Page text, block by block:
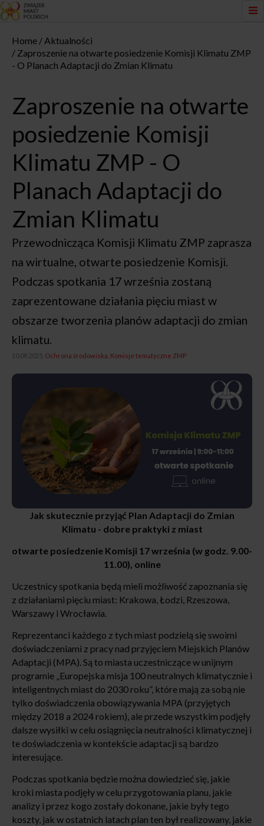
Home
Aktualności
Zaproszenie na otwarte posiedzenie Komisji Klimatu ZMP
- O Planach Adaptacji do Zmian Klimatu
Zaproszenie na otwarte
posiedzenie Komisji
Klimatu ZMP - O
Planach Adaptacji do
Zmian Klimatu
Przewodnicząca Komisji Klimatu ZMP zaprasza
na wirtualne, otwarte posiedzenie Komisji.
Podczas spotkania 17 września zostaną
zaprezentowane działania pięciu miast w
obszarze tworzenia planów adaptacji do zmian
klimatu.
10.09.2025, Ochrona środowiska Komisje tematyczne ZMP
Jak skutecznie przyjąć Plan Adaptacji do Zmian
Klimatu - dobre praktyki z miast
otwarte posiedzenie Komisji 17 września (w godz. 9.00-
11.00), online
Uczestnicy spotkania będą mieli możliwość zapoznania się
z działaniami pięciu miast: Krakowa, Łodzi, Rzeszowa,
Warszawy i Wrocławia.
Reprezentanci każdego z tych miast podzielą się swoimi
doświadczeniami z pracy nad przyjęciem Miejskich Planów
Adaptacji (MPA). Są to miasta uczestniczące w unijnym
programie „Europejska misja 100 neutralnych klimatycznie i
inteligentnych miast do 2030 roku”, które mają za sobą nie
tylko doświadczenia obowiązywania MPA (przyjętych
między 2018 a 2024 rokiem), ale przede wszystkim podjęły
dalsze wysiłki w celu osiągnięcia neutralności klimatycznej i
te doświadczenia w kontekście adaptacji są bardzo
interesujące.
Podczas spotkania będzie można dowiedzieć się, jakie
kroki miasta podjęły w celu przygotowania planu, jakie
analizy i przez kogo zostały dokonane, jakie były tego
koszty, jak w ostatnich latach plan ten był realizowany, jakie